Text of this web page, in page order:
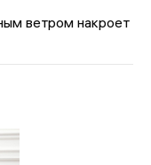
ветром накроет